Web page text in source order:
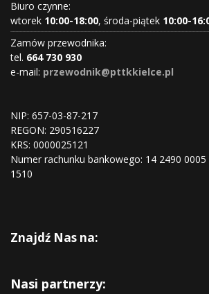
Biuro czynne:
wtorek 10:00-18:00, środa-piątek 10:00-
Zamów przewodnika:
tel. 664 730 930
e-mail: przewodnik@pttkkielce.pl
NIP: 657-03-87-217
REGON: 290516227
KRS: 0000025121
Numer rachunku bankowego: 14 2490
1510
Znajdź Nas na:
Nasi partnerzy: